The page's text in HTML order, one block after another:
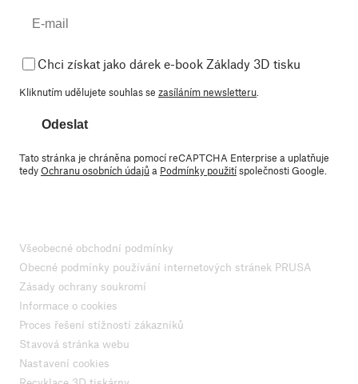
Chci získat jako dárek e-book Základy 3D tisku
Kliknutím udělujete souhlas se zasíláním newsletteru
Odeslat
Tato stránka je chráněna pomocí reCAPTCHA Enterprise a uplatňuje
tedyOchranu osobních údajůa Podmínky použitíspolečnosti Google.
Všeobecné obchodní podmínky
Obecné podmínky používání internetových stránek PRUSA
Zásady ochrany soukromí
Informace o cookies
Proces řešení stížností zákazníků
Stavová stránka webu
Nastavení cookies